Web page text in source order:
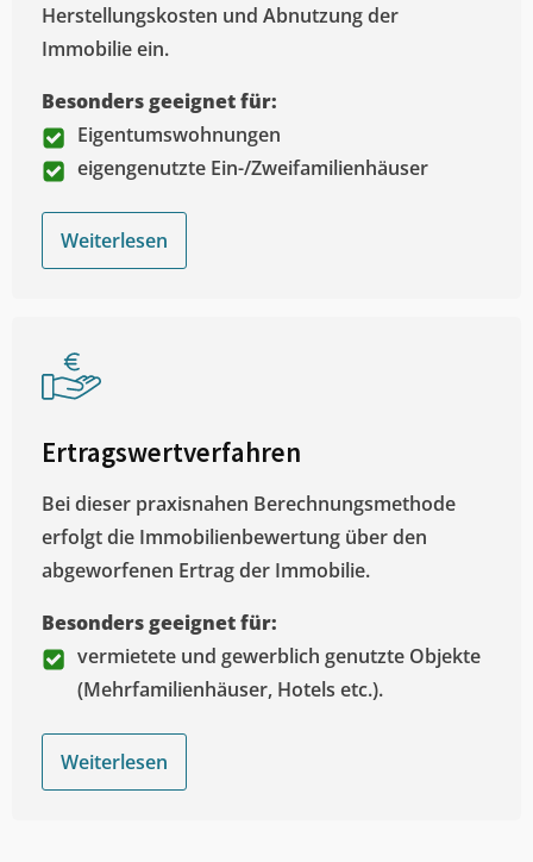
Herstellungskosten und Abnutzung der
Immobilie ein.
Besonders geeignet für:
Eigentumswohnungen
eigengenutzte Ein-/Zweifamilienhäuser
Weiterlesen
Ertragswertverfahren
Bei dieser praxisnahen Berechnungsmethode
erfolgt die Immobilienbewertung über den
abgeworfenen Ertrag der Immobilie.
Besonders geeignet für:
vermietete und gewerblich genutzte Objekte
(Mehrfamilienhäuser, Hotels etc.).
Weiterlesen